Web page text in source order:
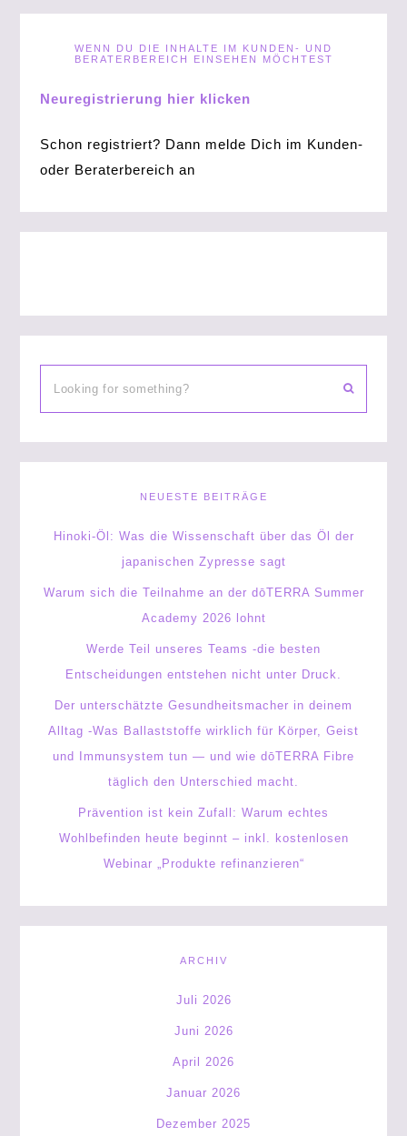
WENN DU DIE INHALTE IM KUNDEN- UND
BERATERBEREICH EINSEHEN MÖCHTEST
Neuregistrierung hier klicken
Schon registriert? Dann melde Dich im Kunden-
oder Beraterbereich an
NEUESTE BEITRÄGE
Hinoki-Öl: Was die Wissenschaft über das Öl der
japanischen Zypresse sagt
Warum sich die Teilnahme an der dōTERRA Summer
Academy 2026 lohnt
Werde Teil unseres Teams -die besten
Entscheidungen entstehen nicht unter Druck.
Der unterschätzte Gesundheitsmacher in deinem
Alltag -Was Ballaststoffe wirklich für Körper, Geist
und Immunsystem tun — und wie dōTERRA Fibre
täglich den Unterschied macht.
Prävention ist kein Zufall: Warum echtes
Wohlbefinden heute beginnt – inkl. kostenlosen
Webinar „Produkte refinanzieren“
ARCHIV
Juli 2026
Juni 2026
April 2026
Januar 2026
Dezember 2025